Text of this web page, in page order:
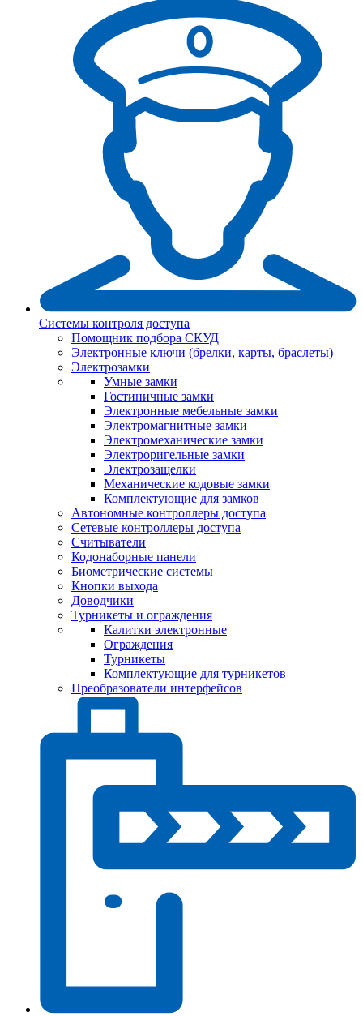
Системы контроля доступа
Помощник подбора СКУД
Электронные ключи (брелки, карты, браслеты)
Электрозамки
Умные замки
Гостиничные замки
Электронные мебельные замки
Электромагнитные замки
Электромеханические замки
Электроригельные замки
Электрозащелки
Механические кодовые замки
Комплектующие для замков
Автономные контроллеры доступа
Сетевые контроллеры доступа
Считыватели
Кодонаборные панели
Биометрические системы
Кнопки выхода
Доводчики
Турникеты и ограждения
Калитки электронные
Ограждения
Турникеты
Комплектующие для турникетов
Преобразователи интерфейсов